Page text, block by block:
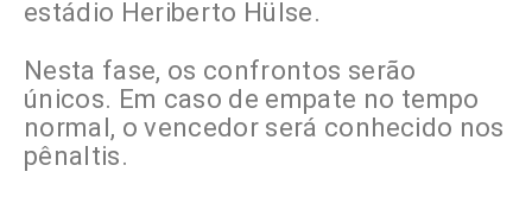
estádio Heriberto Hülse.
Nesta fase, os confrontos serão
únicos. Em caso de empate no tempo
normal, o vencedor será conhecido nos
pênaltis.